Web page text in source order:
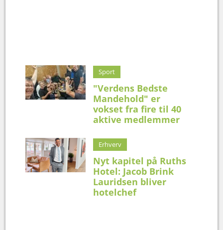
Sport
"Verdens Bedste
Mandehold" er
vokset fra fire til 40
aktive medlemmer
Erhverv
Nyt kapitel på Ruths
Hotel: Jacob Brink
Lauridsen bliver
hotelchef